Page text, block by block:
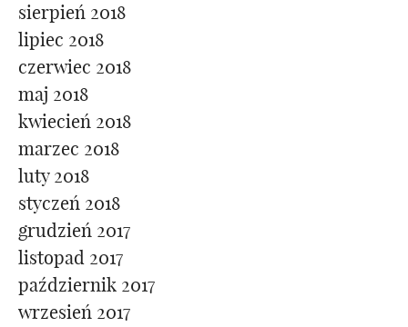
sierpień 2018
lipiec 2018
czerwiec 2018
maj 2018
kwiecień 2018
marzec 2018
luty 2018
styczeń 2018
grudzień 2017
listopad 2017
październik 2017
wrzesień 2017